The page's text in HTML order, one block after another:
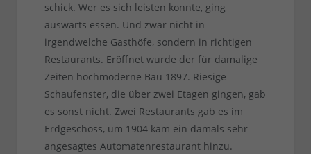
schick. Wer es sich leisten konnte, ging
auswärts essen. Und zwar nicht in
irgendwelche Gasthöfe, sondern in richtigen
Restaurants. Eröffnet wurde der für damalige
Zeiten hochmoderne Bau 1897. Riesige
Schaufenster, die über zwei Etagen gingen, gab
es sonst nicht. Zwei Restaurants gab es im
Erdgeschoss, um 1904 kam ein damals sehr
angesagtes Automatenrestaurant hinzu.